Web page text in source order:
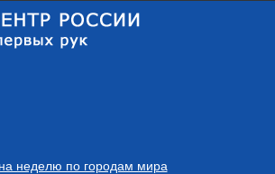
неделю по городам мира